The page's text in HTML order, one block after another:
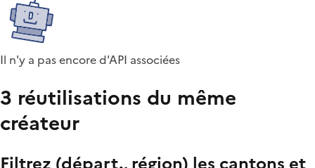
Il n'y a pas encore d'API associées
3 réutilisations du même
créateur